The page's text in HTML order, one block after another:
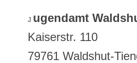
J ugendamt
Kaiserstr. 110
79761 Waldshut-